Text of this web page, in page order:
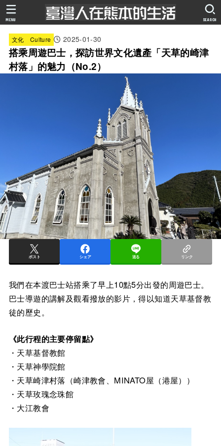
SEARCH
MENU
文化 Culture 2025-01-30
搭乘周遊巴士，探訪世界文化遺產「天草的崎津
村落」的魅力（No.2）
ポスト シェア 送る リンク
我們在本渡巴士站搭乘了早上10點5分出發的周遊巴士。
巴士導遊的講解及觀看撥放的影片，得以知道天草基督教
徒的歷史。
《此行程的主要停留點》
・天草基督教館
・天草神學院館
・天草崎津村落（崎津教會、MINATO屋（港屋））
・天草玫瑰念珠館
・大江教會